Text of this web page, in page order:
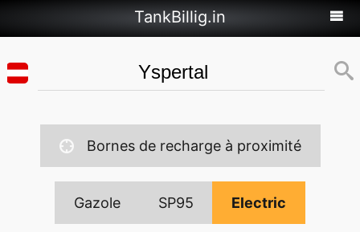
TankBillig.in
Bornes de recharge à proximité
Gazole SP95 Electric